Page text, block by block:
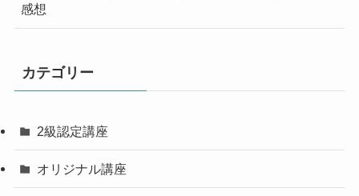
感想
カテゴリー
2級認定講座
オリジナル講座